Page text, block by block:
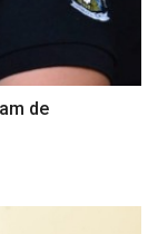
de